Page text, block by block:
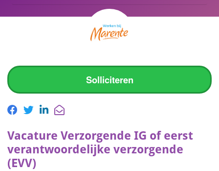
Solliciteren
Vacature Verzorgende IG of eerst
verantwoordelijke verzorgende
(EVV)